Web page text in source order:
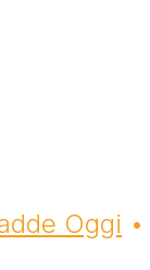
di
Oggi